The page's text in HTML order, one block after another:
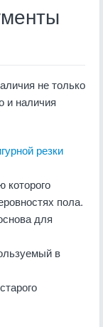
не только
и наличия
резки
которого
пола.
для
в